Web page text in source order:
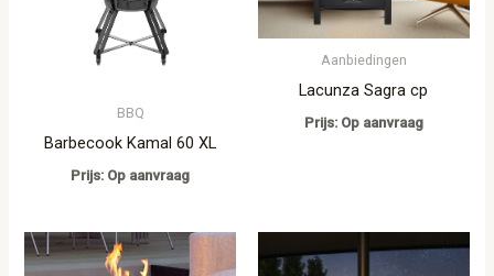
BBQ
Barbecook Kamal 60 XL
Prijs: Op aanvraag
Aanbiedingen
Lacunza Sagra cp
Prijs: Op aanvraag